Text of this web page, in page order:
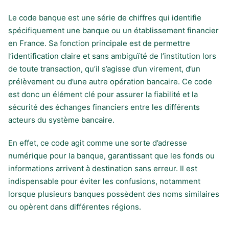
Le code banque est une série de chiffres qui identifie
spécifiquement une banque ou un établissement financier
en France. Sa fonction principale est de permettre
l’identification claire et sans ambiguïté de l’institution lors
de toute transaction, qu’il s’agisse d’un virement, d’un
prélèvement ou d’une autre opération bancaire. Ce code
est donc un élément clé pour assurer la fiabilité et la
sécurité des échanges financiers entre les différents
acteurs du système bancaire.
En effet, ce code agit comme une sorte d’adresse
numérique pour la banque, garantissant que les fonds ou
informations arrivent à destination sans erreur. Il est
indispensable pour éviter les confusions, notamment
lorsque plusieurs banques possèdent des noms similaires
ou opèrent dans différentes régions.